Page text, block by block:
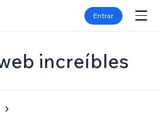
Entrar
increíbles